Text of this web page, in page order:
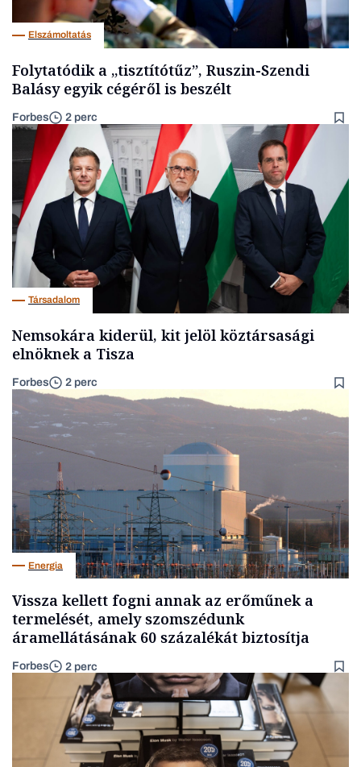
Elszámoltatás
Folytatódik a „tisztítótűz”, Ruszin-Szendi
Balásy egyik cégéről is beszélt
Forbes 2 perc
Társadalom
Nemsokára kiderül, kit jelöl köztársasági
elnöknek a Tisza
Forbes 2 perc
Energia
Vissza kellett fogni annak az erőműnek a
termelését, amely szomszédunk
áramellátásának 60 százalékát biztosítja
Forbes 2 perc